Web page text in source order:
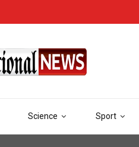
Science Sport